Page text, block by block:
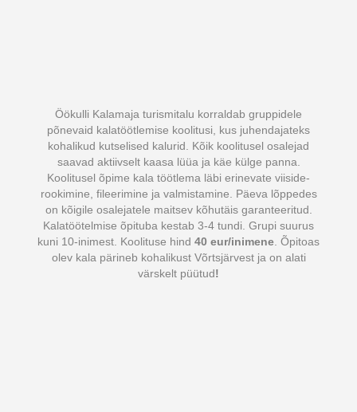
Öökulli Kalamaja turismitalu korraldab gruppidele
põnevaid kalatöötlemise koolitusi, kus juhendajateks
kohalikud kutselised kalurid. Kõik koolitusel osalejad
saavad aktiivselt kaasa lüüa ja käe külge panna.
Koolitusel õpime kala töötlema läbi erinevate viiside-
rookimine, fileerimine ja valmistamine. Päeva lõppedes
on kõigile osalejatele maitsev kõhutäis garanteeritud.
Kalatöötelmise õpituba kestab 3-4 tundi. Grupi suurus
kuni 10-inimest. Koolituse hind 40 eur/inimene. Õpitoas
olev kala pärineb kohalikust Võrtsjärvest ja on alati
värskelt püütud!